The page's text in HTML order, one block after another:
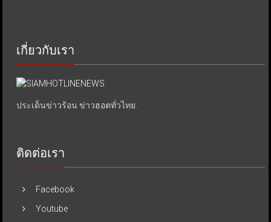
เกี่ยวกับเรา
ประเด็นข่าวร้อน ข่าวฮอตทั่วไทย.
ติดต่อเรา
Facebook
Youtube